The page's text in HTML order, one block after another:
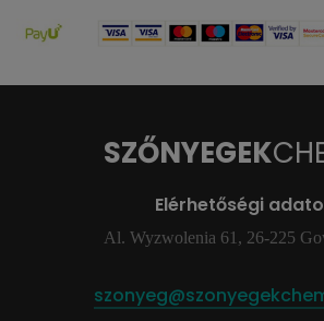
SZŐNYEGEK
Elérhetőségi
Al. Wyzwolenia 61, 26-225